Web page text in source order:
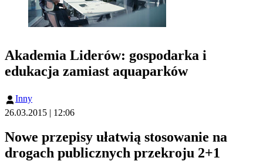
Akademia Liderów: gospodarka i
edukacja zamiast aquaparków
Inny
26.03.2015 | 12:06
Nowe przepisy ułatwią stosowanie na
drogach publicznych przekroju 2+1